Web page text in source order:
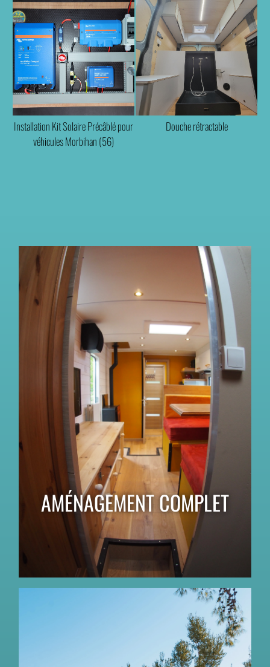
Installation Kit Solaire Précâblé pour
véhicules Morbihan (56)
Douche rétractable
AMÉNAGEMENT COMPLET